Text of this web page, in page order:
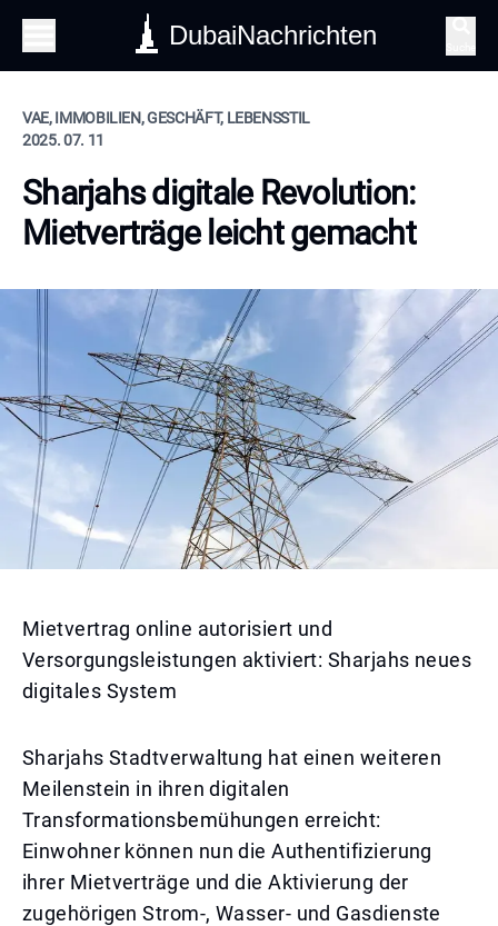
DubaiNachrichten
VAE, IMMOBILIEN, GESCHÄFT, LEBENSSTIL
2025. 07. 11
Sharjahs digitale Revolution:
Mietverträge leicht gemacht
Mietvertrag online autorisiert und
Versorgungsleistungen aktiviert: Sharjahs neues
digitales System
Sharjahs Stadtverwaltung hat einen weiteren
Meilenstein in ihren digitalen
Transformationsbemühungen erreicht:
Einwohner können nun die Authentifizierung
ihrer Mietverträge und die Aktivierung der
zugehörigen Strom-, Wasser- und Gasdienste